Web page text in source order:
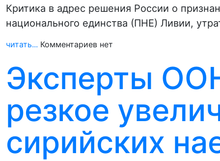
Критика в адрес решения России о
национального единства (ПНЕ) Ливии,
читать... Комментариев нет
Эксперты
резкое
сирийских